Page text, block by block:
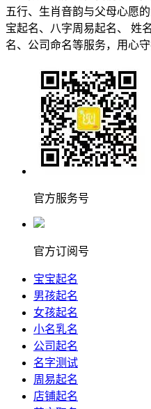
五行、生肖音韵与父母心愿
宝起名、八字周易起名、 姓
名、公司命名等服务，用心守
官方服务号
官方订阅号
宝宝起名
男孩起名
女孩起名
小名乳名
公司起名
名字测试
周易起名
店铺起名